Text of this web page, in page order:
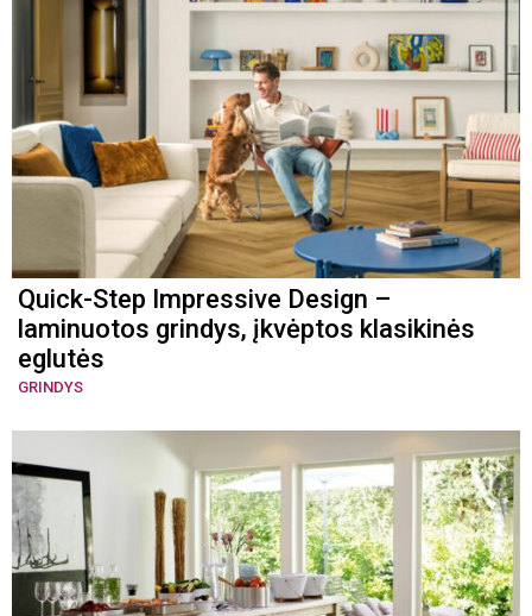
Quick-Step Impressive Design –
laminuotos grindys, įkvėptos klasikinės
eglutės
GRINDYS